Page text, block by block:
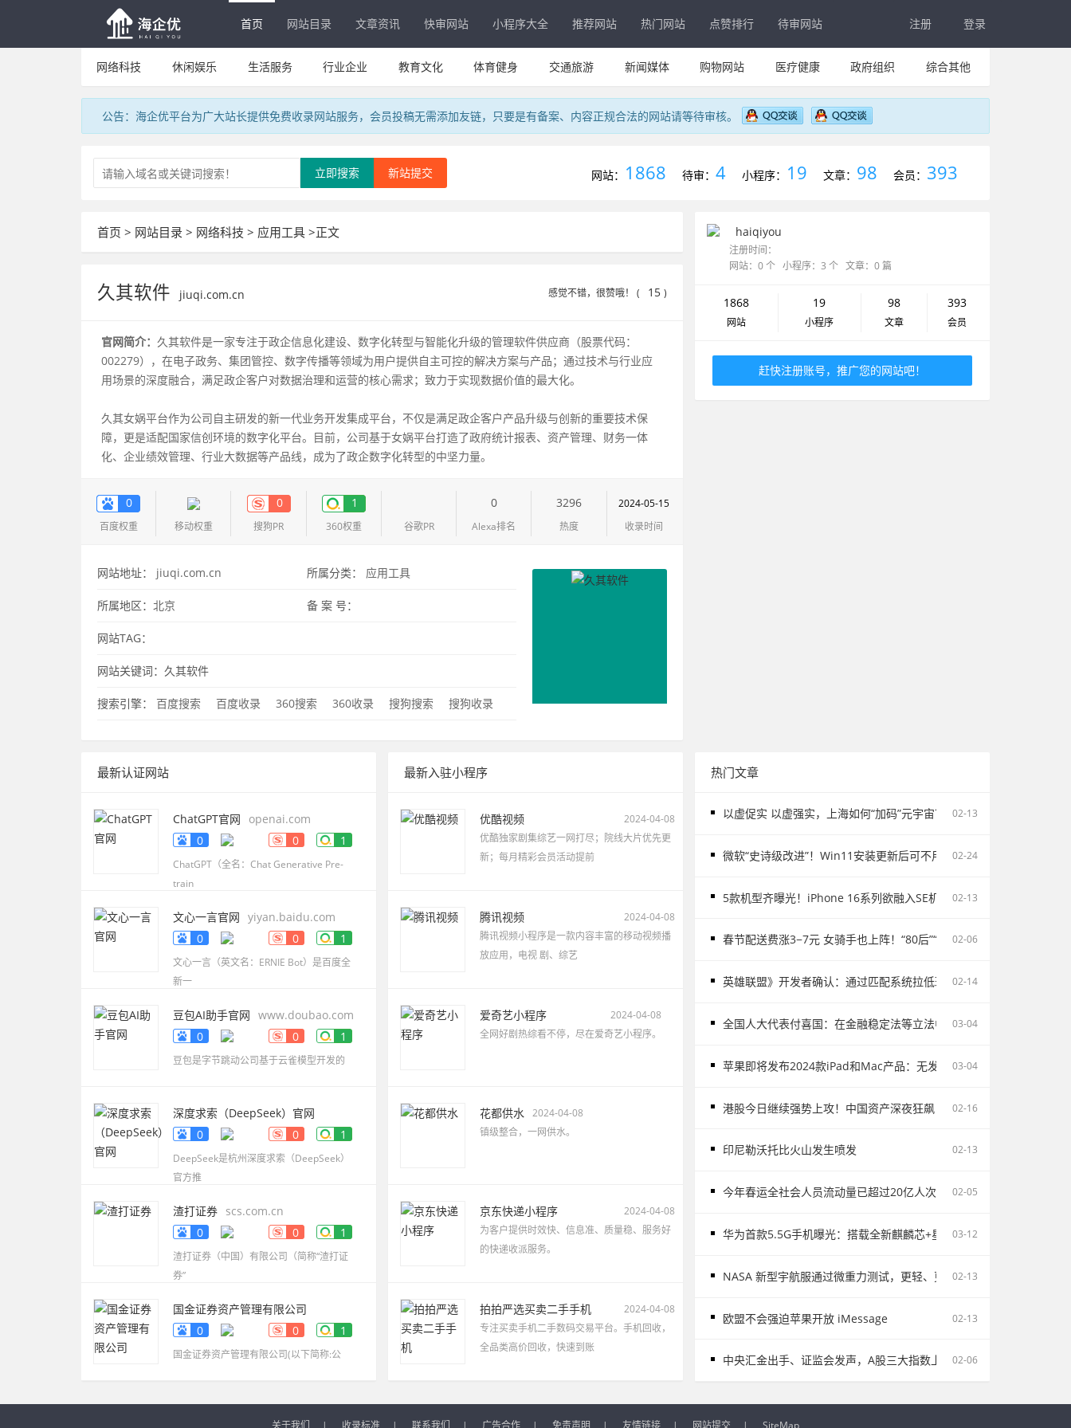
首页 网站目录 文章资讯 快审网站 小程序大全 推荐网站 热门网站 点赞排行 待审网站 注册 登录
网络科技 休闲娱乐 生活服务 行业企业 教育文化 体育健身 交通旅游 新闻媒体 购物网站 医疗健康 政府组织 综合其他
公告：海企优平台为广大站长提供免费收录网站服务，会员投稿无需添加友链，只要是有备案、内容正规合法的网站请等待审核。
新站提交
立即搜索 网站： 1868 待审： 4 小程序： 19 文章： 98 会员： 393
首页 > 网站目录 > 网络科技 > 应用工具 >正文
久其软件 jiuqi.com.cn 感觉不错，很赞哦！ ( 15 )
官网简介： 久其软件是一家专注于政企信息化建设、数字化转型与智能化升级的管理软件供应商（股票代码：
002279），在电子政务、集团管控、数字传播等领域为用户提供自主可控的解决方案与产品；通过技术与行业应
用场景的深度融合，满足政企客户对数据治理和运营的核心需求；致力于实现数据价值的最大化。
久其女娲平台作为公司自主研发的新一代业务开发集成平台，不仅是满足政企客户产品升级与创新的重要技术保
障，更是适配国家信创环境的数字化平台。目前，公司基于女娲平台打造了政府统计报表、资产管理、财务一体
化、企业绩效管理、行业大数据等产品线，成为了政企数字化转型的中坚力量。
0
百度权重 移动权重
0
搜狗PR
1
360权重 谷歌PR
0
Alexa排名
3296
热度
2024-05-15
收录时间
网站地址： jiuqi.com.cn 所属分类： 应用工具
所属地区： 北京 备 案 号：
网站TAG：
网站关键词：久其软件
搜索引擎： 百度搜索 百度收录 360搜索 360收录 搜狗搜索 搜狗收录
haiqiyou
注册时间：
网站：0 个 小程序：3 个 文章：0 篇
1868
网站
19
小程序
98
文章
393
会员
赶快注册账号，推广您的网站吧！
最新认证网站
ChatGPT官网
openai.com
0
0 1
ChatGPT（全名：Chat Generative Pre-
train
文心一言官网 yiyan.baidu.com
0
0 1
文心一言（英文名：ERNIE Bot）是百度全
新一
豆包AI助手官网 www.doubao.com
0
0 1
豆包是字节跳动公司基于云雀模型开发的
深度求索（DeepSeek）官网
www.deepseek.com
0 0 1
DeepSeek是杭州深度求索（DeepSeek）
官方推
渣打证券 scs.com.cn
0
0 1
渣打证券（中国）有限公司（简称“渣打证
券”
国金证券资产管理有限公司
www.gjzq-zg.com.cn
0 0 1
国金证券资产管理有限公司(以下简称:公
最新入驻小程序
优酷视频
2024-04-08
优酷独家剧集综艺一网打尽；院线大片优先更
新；每月精彩会员活动提前
腾讯视频
2024-04-08
腾讯视频小程序是一款内容丰富的移动视频播
放应用，电视 剧、综艺
爱奇艺小程序
2024-04-08
全网好剧热综看不停，尽在爱奇艺小程序。
花都供水 2024-04-08
镇级整合，一网供水。
京东快递小程序
2024-04-08
为客户提供时效快、信息准、质量稳、服务好
的快递收派服务。
拍拍严选买卖二手手机
2024-04-08
专注买卖手机二手数码交易平台。手机回收，
全品类高价回收，快速到账
热门文章
以虚促实 以虚强实，上海如何“加码”元宇宙？ 02-13
微软“史诗级改进”！Win11安装更新后可不用重启电脑
02-24
5款机型齐曝光！iPhone 16系列欲融入SE机型：续航激增、8G内存、
02-13
春节配送费涨3−7元 女骑手也上阵！“80后”“90后”成配送主力
02-06
英雄联盟》开发者确认：通过匹配系统拉低玩家胜率并不存在
02-14
全国人大代表付喜国：在金融稳定法等立法中完善存款保险制度
03-04
苹果即将发布2024款iPad和Mac产品：无发布会直接上市
03-04
港股今日继续强势上攻！中国资产深夜狂飙 02-16
印尼勒沃托比火山发生喷发 02-13
今年春运全社会人员流动量已超过20亿人次 02-05
华为首款5.5G手机曝光：搭载全新麒麟芯+星河系统
03-12
NASA 新型宇航服通过微重力测试，更轻、更灵活
02-13
欧盟不会强迫苹果开放 iMessage 02-13
中央汇金出手、证监会发声，A股三大指数上涨02-06
关于我们 | 收录标准 | 联系我们 | 广告合作 | 免责声明 | 友情链接 | 网站提交 | SiteMap